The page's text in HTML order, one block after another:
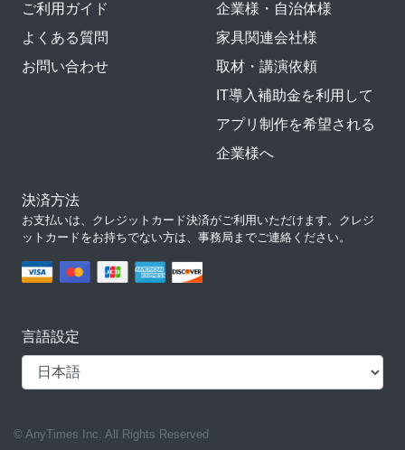
ご利用ガイド
よくある質問
お問い合わせ
企業様・自治体様
家具関連会社様
取材・講演依頼
IT導入補助金を利用して
アプリ制作を希望される
企業様へ
決済方法
お支払いは、クレジットカード決済がご利用いただけます。クレジ
ットカードをお持ちでない方は、事務局までご連絡ください。
言語設定
© AnyTimes Inc. All Rights Reserved